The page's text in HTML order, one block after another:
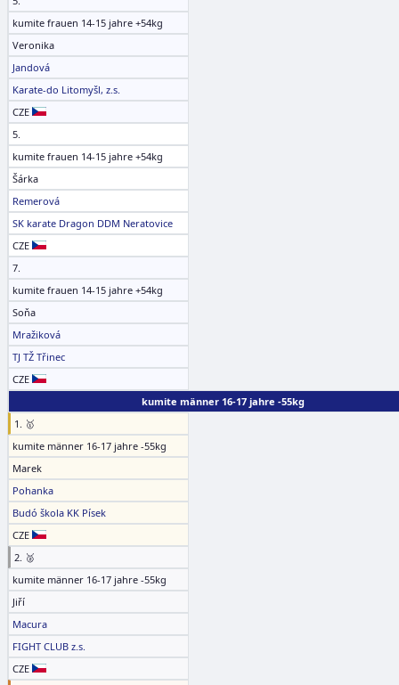
kumite frauen 14-15 jahre +54kg
Veronika
Jandová
Karate-do Litomyšl, z.s.
CZE
5.
kumite frauen 14-15 jahre +54kg
Šárka
Remerová
SK karate Dragon DDM Neratovice
CZE
7.
kumite frauen 14-15 jahre +54kg
Soňa
Mražiková
TJ TŽ Třinec
CZE
kumite männer 16-17 jahre -55kg
1. 🥇
kumite männer 16-17 jahre -55kg
Marek
Pohanka
Budó škola KK Písek
CZE
2. 🥈
kumite männer 16-17 jahre -55kg
Jiří
Macura
FIGHT CLUB z.s.
CZE